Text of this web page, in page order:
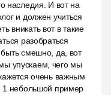
наследия. И вот на
и должен учиться
вникать вот в такие
разобраться
смешно, да, вот
мы упускаем, чего мы
очень важным
1 небольшой пример